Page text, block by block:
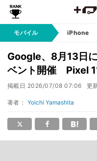
モバイル iPhone
Google、8月13日
ベント開催 Pixel
掲載日 2026/07/08 07:06 更
著者： Yoichi Yamashita